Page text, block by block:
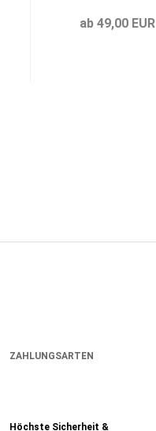
ab 49,00 EUR
ZAHLUNGSARTEN
Höchste Sicherheit &